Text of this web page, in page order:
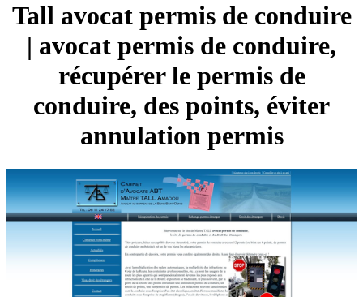
Tall avocat permis de conduire
| avocat permis de conduire,
récupérer le permis de
conduire, des points, éviter
annulation permis